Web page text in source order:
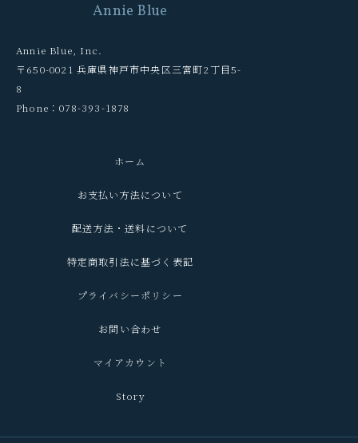
Annie Blue
Annie Blue, Inc.
〒650-0021 兵庫県神戸市中央区三宮町2丁目5-
8
Phone：078-393-1878
ホーム
お支払い方法について
配送方法・送料について
特定商取引法に基づく表記
プライバシーポリシー
お問い合わせ
マイアカウント
Story